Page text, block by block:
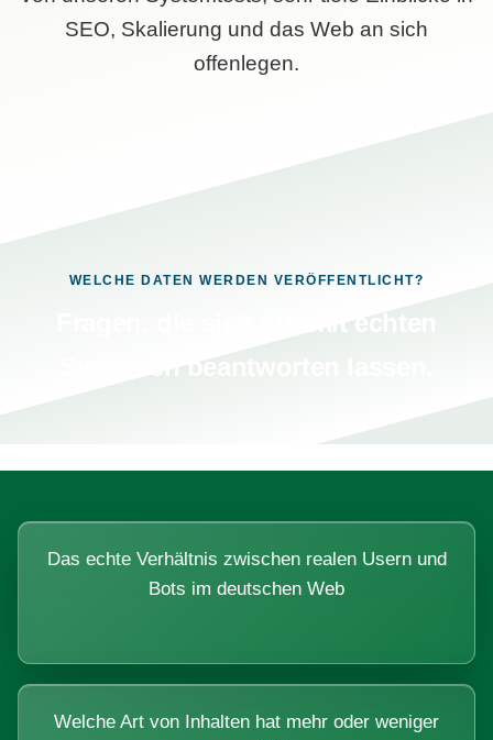
SEO, Skalierung und das Web an sich
offenlegen.
WELCHE DATEN WERDEN VERÖFFENTLICHT?
Das echte Verhältnis zwischen realen Usern und
Bots im deutschen Web
Welche Art von Inhalten hat mehr oder weniger